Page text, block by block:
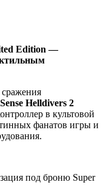
Edition —
сражения
Helldivers 2
в культовой
фанатов игры и
под броню Super